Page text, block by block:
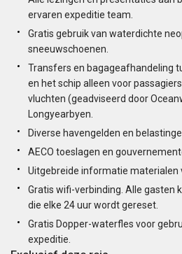
ervaren expeditie team.
Gratis gebruik van waterdichte
sneeuwschoenen.
Transfers en bagageafhandeling
en het schip alleen voor
vluchten (geadviseerd door
Longyearbyen.
Diverse havengelden en
AECO toeslagen en
Uitgebreide informatie materialen
Gratis wifi-verbinding. Alle gasten
die elke 24 uur wordt gereset.
Gratis Dopper-waterfles voor
expeditie.